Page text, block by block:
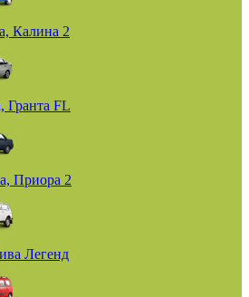
Калина 2
Гранта FL
Приора 2
Легенд